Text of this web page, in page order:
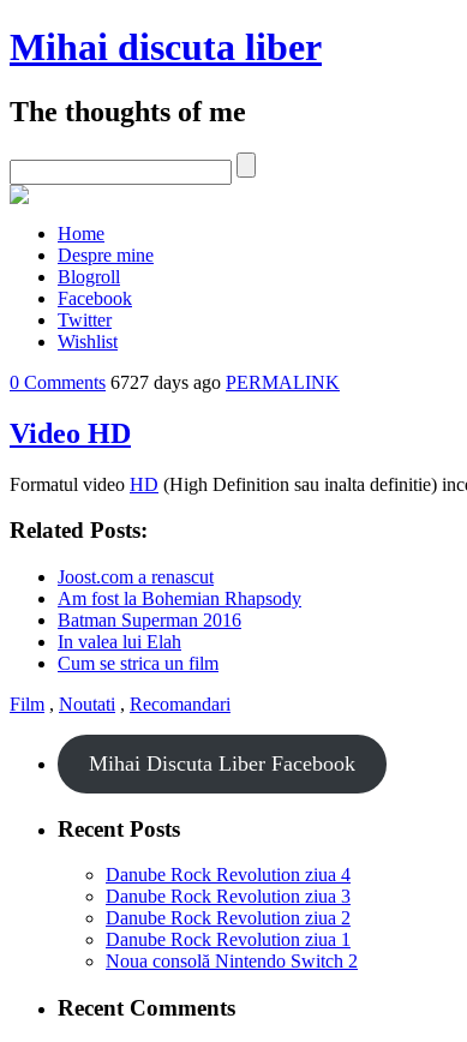
Mihai discuta liber
The thoughts of me
Home
Despre mine
Blogroll
Facebook
Twitter
Wishlist
0 Comments 6727 days ago PERMALINK
Video HD
Formatul video HD (High Definition sau inalta definitie)
Related Posts:
Joost.com a renascut
Am fost la Bohemian Rhapsody
Batman Superman 2016
In valea lui Elah
Cum se strica un film
Film , Noutati , Recomandari
Mihai Discuta Liber Facebook
Recent Posts
Danube Rock Revolution ziua 4
Danube Rock Revolution ziua 3
Danube Rock Revolution ziua 2
Danube Rock Revolution ziua 1
Noua consolă Nintendo Switch 2
Recent Comments